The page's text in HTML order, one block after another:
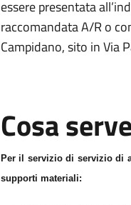
essere presentata
raccomandata A/R o
Campidano, sito in Via
Cosa serve
Per il servizio di servizio di
supporti materiali: